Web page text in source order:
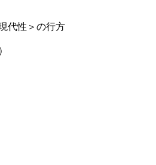
代性＞の行方